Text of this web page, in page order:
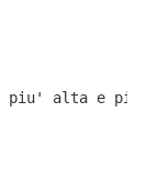
piu' alta e